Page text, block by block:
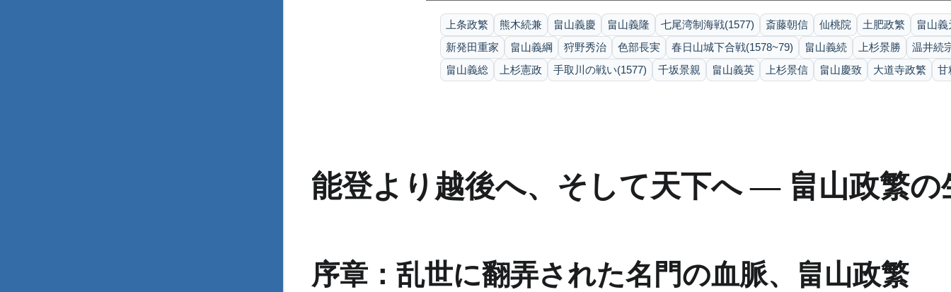
上条政繁 熊木続兼 畠山義慶 畠山義隆 七尾湾制海戦(1577) 斎藤朝信 仙桃院 土肥政繁
畠山義
新発田重家
畠山義綱 狩野秀治 色部長実 春日山城下合戦(1578~79) 畠山義続 上杉景勝
温井続
畠山義総
上杉憲政 手取川の戦い(1577) 千坂景親 畠山義英 上杉景信 畠山慶致 大道寺政繁 甘
能登より越後へ、そして天下へ ― 畠山政繁の
序章：乱世に翻弄された名門の血脈、畠山政繁